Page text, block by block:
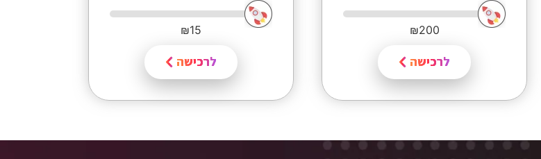
₪200
לרכישה
₪15
לרכישה